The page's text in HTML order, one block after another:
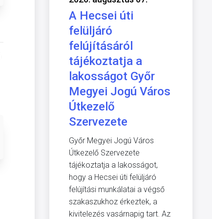
A Hecsei úti
felüljáró
felújításáról
tájékoztatja a
lakosságot Győr
Megyei Jogú Város
Útkezelő
Szervezete
Győr Megyei Jogú Város
Útkezelő Szervezete
tájékoztatja a lakosságot,
hogy a Hecsei úti felüljáró
felújítási munkálatai a végső
szakaszukhoz érkeztek, a
kivitelezés vasárnapig tart. Az